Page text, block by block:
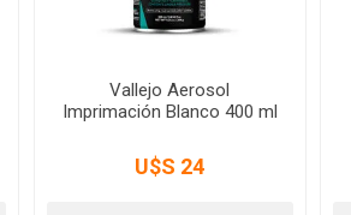
Vallejo Aerosol
Imprimación Blanco 400 ml
U$S 24